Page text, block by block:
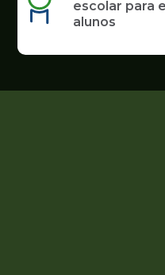
escolar para
alunos